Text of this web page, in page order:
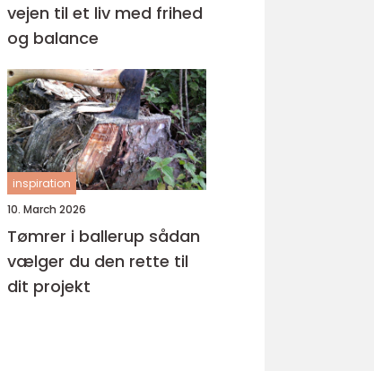
vejen til et liv med frihed
og balance
inspiration
10. March 2026
Tømrer i ballerup sådan
vælger du den rette til
dit projekt